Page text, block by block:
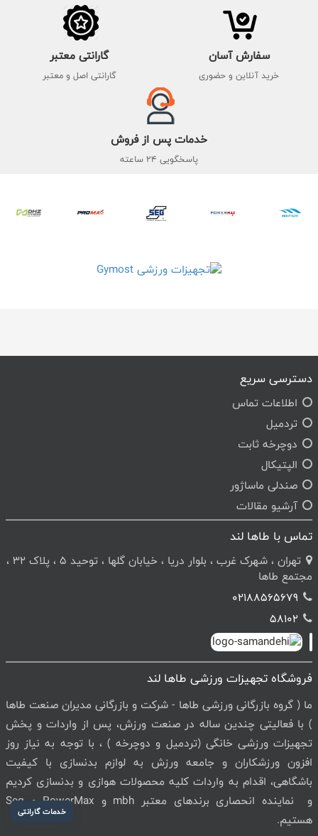
خدمات گارانتی
سفارش آسان
خرید آنلاین و حضوری
گارانتی معتبر
گارانتی اصل و معتبر
خدمات پس از فروش
پاسخگویی 24 ساعته
دسترسی سریع
اطلاعات تماس
تردمیل
دوچرخه ثابت
الپتیکال
صندلی ماساژور
آرشیو مقالات
تماس با طاها لند
تهران ، شهرک غرب ، بلوار دریا ، خیابان گلها ، توحید 5 ، پلاک 32 ،
مجتمع طاها
02188565679
58102
فروشگاه تجهیزات ورزشی طاها لند
ما ( گروه بازرگانی ورزشی طاها - شرکت و بازرگانی مدیران صنعت طاها
) با فعالیتی چندین ساله در صنعت ورزش، پس از واردات و پخش
تجهیزات ورزشی خانگی (تردمیل و دوچرخه ) ، با توجه به نیاز روز
افزون ورزشکاران و جامعه ورزش به لوازم بدنسازی با کیفیت
باشگاهی، اقدام به واردات کلیه محصولات هوازی و بدنسازی کردیم
و نماینده انحصاری برندهای معتبر mbh و PowerMax و Seg
هستیم.